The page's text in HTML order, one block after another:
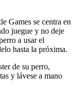
Games se centra en
juegue y no deje
a usar el
hasta la próxima.
de su perro,
y lávese a mano